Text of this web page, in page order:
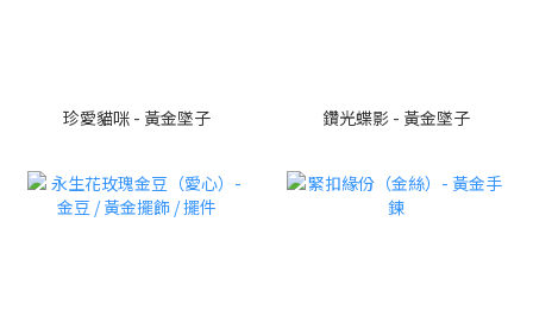
珍愛貓咪 - 黃金墜子 鑽光蝶影 - 黃金墜子